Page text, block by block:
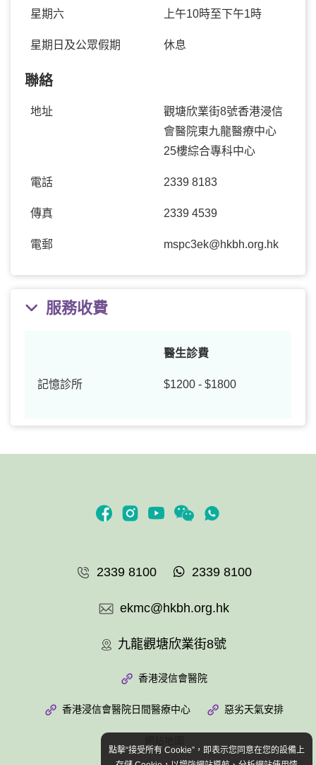
星期六 上午10時至下午1時
星期日及公眾假期 休息
聯絡
地址
觀塘欣業街8號香港浸信
會醫院東九龍醫療中心
25樓綜合專科中心
電話 2339 8183
傳真 2339 4539
電郵 mspc3ek@hkbh.org.hk
服務收費
醫生診費
記憶診所 $1200 - $1800
2339 8100 2339 8100
ekmc@hkbh.org.hk
九龍觀塘欣業街8號
香港浸信會醫院
香港浸信會醫院日間醫療中心 惡劣天氣安排
點擊“接受所有 Cookie”，即表示您同意在您的設備上